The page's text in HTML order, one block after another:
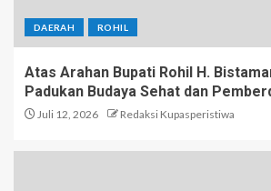
DAERAH ROHIL
Atas Arahan Bupati Rohil H.
Padukan Budaya Sehat dan
Juli 12, 2026 Redaksi Kupasperistiwa